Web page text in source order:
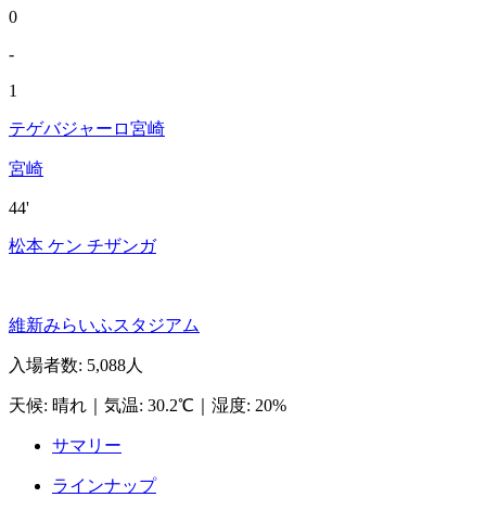
0
-
1
テゲバジャーロ宮崎
宮崎
44'
松本 ケン チザンガ
維新みらいふスタジアム
入場者数: 5,088人
天候: 晴れ 気温: 30.2℃ 湿度: 20%
サマリー
ラインナップ